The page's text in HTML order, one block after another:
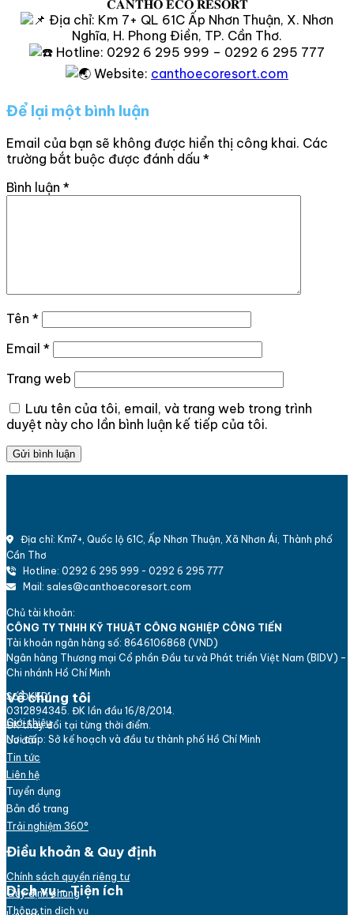
𝐂𝐀𝐍𝐓𝐇𝐎 𝐄𝐂𝐎 𝐑𝐄𝐒𝐎𝐑𝐓
Địa chỉ: Km 7+ QL 61C Ấp Nhơn Thuận, X. Nhơn
Nghĩa, H. Phong Điền, TP. Cần Thơ.
Hotline: 0292 6 295 999 – 0292 6 295 777
Website: canthoecoresort.com
Để lại một bình luận
Email của bạn sẽ không được hiển thị công khai. Các
trường bắt buộc được đánh dấu *
Bình luận *
Tên *
Email *
Trang web
Lưu tên của tôi, email, và trang web trong trình
duyệt này cho lần bình luận kế tiếp của tôi.
Địa chỉ: Km7+, Quốc lộ 61C, Ấp Nhơn Thuận, Xã Nhơn Ái, Thành phố
Cần Thơ
Hotline: 0292 6 295 999 - 0292 6 295 777
Mail: sales@canthoecoresort.com
Chủ tài khoản:
CÔNG TY TNHH KỸ THUẬT CÔNG NGHIỆP CÔNG TIẾN
Tài khoản ngân hàng số: 8646106868 (VND)
Ngân hàng Thương mại Cổ phần Đầu tư và Phát triển Việt Nam (BIDV) -
Chi nhánh Hồ Chí Minh
Số ĐKKD:
0312894345. ĐK lần đầu 16/8/2014.
ĐK thay đổi tại từng thời điểm.
Nơi cấp: Sở kế hoạch và đầu tư thành phố Hồ Chí Minh
Về chúng tôi
Giới thiệu
Ưu đãi
Tin tức
Liên hệ
Tuyển dụng
Bản đồ trang
Trải nghiệm 360°
Điều khoản & Quy định
Chính sách quyền riêng tư
Quy định chung
Thông tin dịch vụ
Dịch vụ - Tiện ích